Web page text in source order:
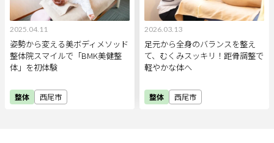
2025.04.11
姿勢から変える美ボディメソッド
整体院スマイルで「BMK美健整
体」を初体験
整体 西尾市
2026.03.13
足元から全身のバランスを整え
て、むくみスッキリ！距骨調整で
軽やかな体へ
整体 西尾市